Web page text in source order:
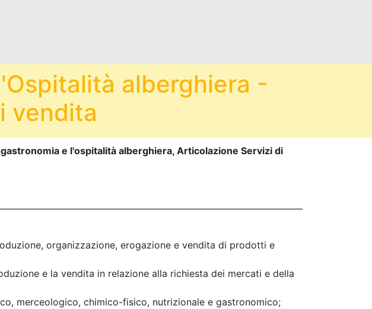
alberghiera -
vendita
e l'ospitalità alberghiera, Articolazione Servizi di
organizzazione, erogazione e vendita di prodotti e
e la vendita in relazione alla richiesta dei mercati e della
merceologico, chimico-fisico, nutrizionale e gastronomico;